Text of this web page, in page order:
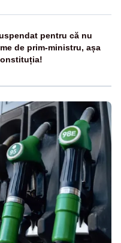
pentru că nu
de prim-ministru, așa